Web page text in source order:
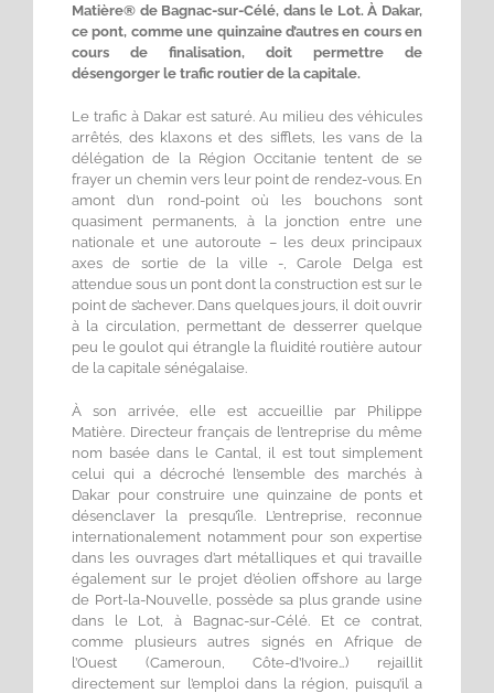
Matière® de Bagnac-sur-Célé, dans le Lot. À Dakar,
ce pont, comme une quinzaine d’autres en cours en
cours de finalisation, doit permettre de
désengorger le trafic routier de la capitale.
Le trafic à Dakar est saturé. Au milieu des véhicules
arrêtés, des klaxons et des sifflets, les vans de la
délégation de la Région Occitanie tentent de se
frayer un chemin vers leur point de rendez-vous. En
amont d’un rond-point où les bouchons sont
quasiment permanents, à la jonction entre une
nationale et une autoroute – les deux principaux
axes de sortie de la ville -, Carole Delga est
attendue sous un pont dont la construction est sur le
point de s’achever. Dans quelques jours, il doit ouvrir
à la circulation, permettant de desserrer quelque
peu le goulot qui étrangle la fluidité routière autour
de la capitale sénégalaise.
À son arrivée, elle est accueillie par Philippe
Matière. Directeur français de l’entreprise du même
nom basée dans le Cantal, il est tout simplement
celui qui a décroché l’ensemble des marchés à
Dakar pour construire une quinzaine de ponts et
désenclaver la presqu’île. L’entreprise, reconnue
internationalement notamment pour son expertise
dans les ouvrages d’art métalliques et qui travaille
également sur le projet d’éolien offshore au large
de Port-la-Nouvelle, possède sa plus grande usine
dans le Lot, à Bagnac-sur-Célé. Et ce contrat,
comme plusieurs autres signés en Afrique de
l’Ouest (Cameroun, Côte-d’Ivoire…) rejaillit
directement sur l’emploi dans la région, puisqu’il a